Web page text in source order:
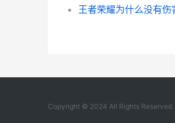
Copyright © 2024 All Rights Reserved.